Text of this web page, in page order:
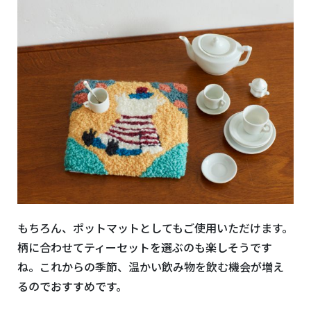
もちろん、ポットマットとしてもご使用いただけます。
柄に合わせてティーセットを選ぶのも楽しそうです
ね。これからの季節、温かい飲み物を飲む機会が増え
るのでおすすめです。